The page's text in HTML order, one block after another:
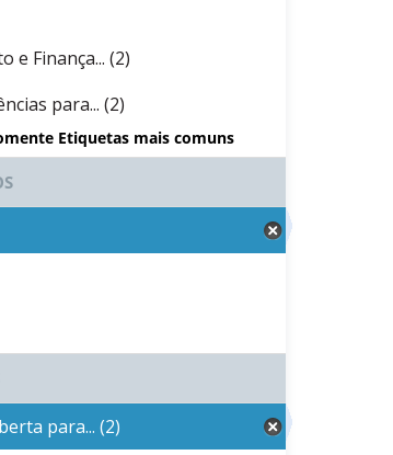
e Finança... (2)
para... (2)
Etiquetas mais comuns
para... (2)